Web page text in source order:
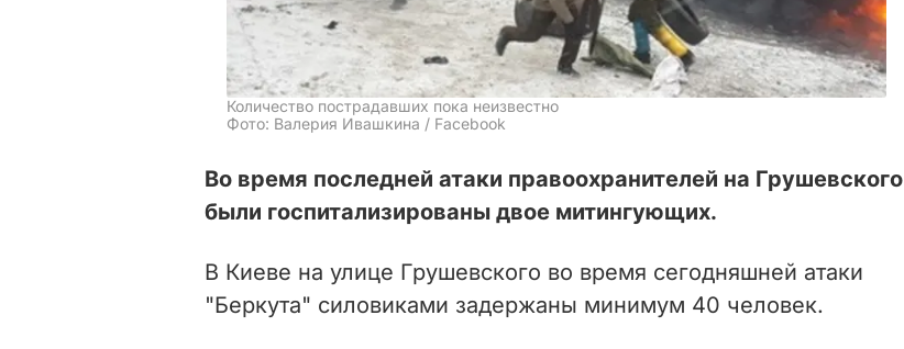
Количество пострадавших пока неизвестно
Фото: Валерия Ивашкина / Facebook
Во время последней атаки правоохранителей на Грушевского
были госпитализированы двое митингующих.
В Киеве на улице Грушевского во время сегодняшней атаки
"Беркута" силовиками задержаны минимум 40 человек.